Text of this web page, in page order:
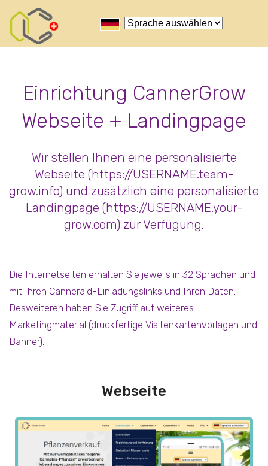
Nutze das POtential deiner Kryptowährungen
Geld verdienen - Info
Monitor your performance and
earnings in deutsch real-time
view Skainet Channel on Youtube deutsch - Skainet
viewed "•
Cannerald的… "2 hrs 35 mins ago
Einrichtung CannerGrow
Webseite + Landingpage
Wir stellen Ihnen eine personalisierte
Webseite (https://USERNAME.team-
grow.info) und zusätzlich eine personalisierte
Landingpage (https://USERNAME.your-
grow.com) zur Verfügung.
Die Internetseiten erhalten Sie jeweils in 32 Sprachen und
mit Ihren Cannerald-Einladungslinks und Ihren Daten.
Desweiteren haben Sie Zugriff auf weiteres
Marketingmaterial (druckfertige Visitenkartenvorlagen und
Banner).
Webseite